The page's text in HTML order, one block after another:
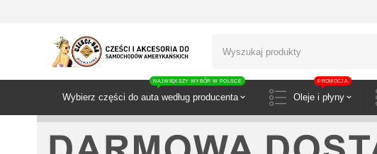
Wybierz części do auta według producenta
NAJWIĘKSZY WYBÓR W POLSCE
Oleje i płyny
PROMOCJA